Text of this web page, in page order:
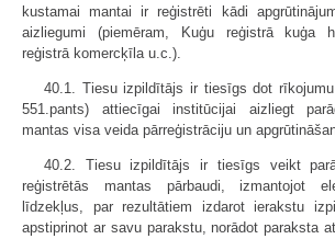
kustamai mantai ir reģistrēti kādi
aizliegumi (piemēram, Kuģu reģistrā kuģa
reģistrā komercķīla u.c.).
40.1. Tiesu izpildītājs ir tiesīgs dot
551.pants) attiecīgai institūcijai aizliegt
mantas visa veida pārreģistrāciju un
40.2. Tiesu izpildītājs ir tiesīgs veikt
reģistrētās mantas pārbaudi, izmantojot
līdzekļus, par rezultātiem izdarot ierakstu
apstiprinot ar savu parakstu, norādot paraksta